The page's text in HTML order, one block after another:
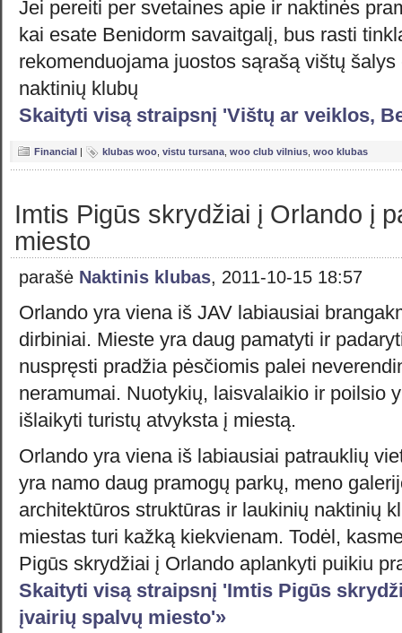
Jei pereiti per svetaines apie ir naktinės
kai esate Benidorm savaitgalį, bus rasti
rekomenduojama juostos sąrašą vištų
naktinių klubų
Skaityti visą straipsnį 'Vištų ar veiklos,
Financial | klubas woo vistu tursana woo club vilnius woo klubas
Imtis Pigūs skrydžiai į Orlando į
miesto
parašė Naktinis klubas, 2011-10-15 18:57
Orlando yra viena iš JAV labiausiai
dirbiniai. Mieste yra daug pamatyti ir
nuspręsti pradžia pėsčiomis palei
neramumai. Nuotykių, laisvalaikio ir poilsio
išlaikyti turistų atvyksta į miestą.
Orlando yra viena iš labiausiai patrauklių
yra namo daug pramogų parkų, meno
architektūros struktūras ir laukinių naktinių
miestas turi kažką kiekvienam. Todėl,
Pigūs skrydžiai į Orlando aplankyti puikiu
Skaityti visą straipsnį 'Imtis Pigūs
įvairių spalvų miesto'»